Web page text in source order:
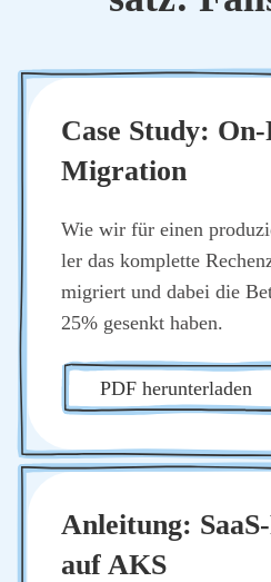
Case Stu­dy:
Migra­ti­on
Wie wir für einen
ler das kom­plet­te
migriert und dabei die
25% gesenkt haben.
PDF her­un­ter­la­den
Anlei­tung:
auf AKS